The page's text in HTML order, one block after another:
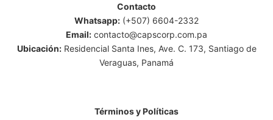
Contacto
Whatsapp: (+507) 6604-2332
Email: contacto@capscorp.com.pa
Ubicación:Residencial Santa Ines, Ave. C. 173, Santiago de
Veraguas, Panamá
Términos y Políticas